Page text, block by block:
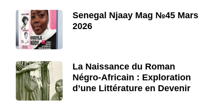
Senegal Njaay Mag №45 Mars
2026
La Naissance du Roman
Négro-Africain : Exploration
d’une Littérature en Devenir